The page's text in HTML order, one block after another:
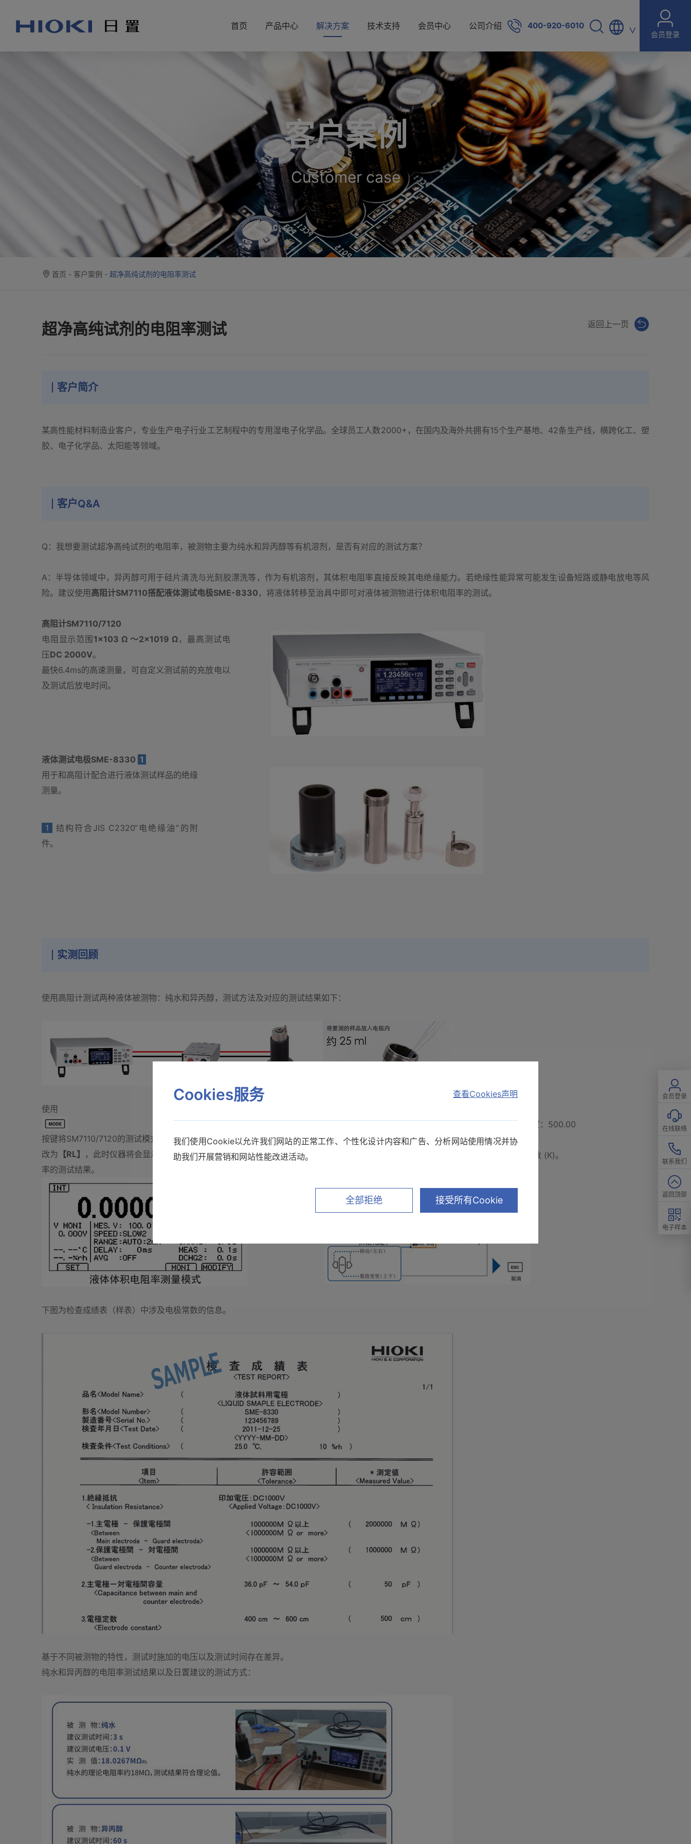
首页 产品中心 解决方案 技术支持 会员中心 公司介绍 400-920-6010 ∨ 会员登录
客户案例
Customer case
首页 - 客户案例 - 超净高纯试剂的电阻率测试
超净高纯试剂的电阻率测试 返回上一页
客户简介
某高性能材料制造业客户，专业生产电子行业工艺制程中的专用湿电子化学品。全球员工人数2000+，在国内及海外共拥有15个生产基地、42条生产线，横跨化工、塑
胶、电子化学品、太阳能等领域。
客户Q&A
Q：我想要测试超净高纯试剂的电阻率，被测物主要为纯水和异丙醇等有机溶剂，是否有对应的测试方案？
A：半导体领域中，异丙醇可用于硅片清洗与光刻胶漂洗等，作为有机溶剂，其体积电阻率直接反映其电绝缘能力。若绝缘性能异常可能发生设备短路或静电放电等风
险。建议使用 高阻计SM7110搭配液体测试电极SME-8330 ，将液体转移至治具中即可对液体被测物进行体积电阻率的测试。
高阻计SM7110/7120
电阻显示范围 1×103 Ω ～2×1019 Ω ，最高测试电
压DC 2000V。
最快6.4ms的高速测量，可自定义测试前的充放电以
及测试后放电时间。
液体测试电极SME-8330 1
用于和高阻计配合进行液体测试样品的绝缘
测量。
1
结构符合JIS C2320“电绝缘油”的附
件。
实测回顾
使用高阻计测试两种液体被测物：纯水和异丙醇，测试方法及对应的测试结果如下：
使用
按键将SM7110/7120的测试模式
改为 【RL】
，此时仪器将会显示液体体积电阻
率的测试结果。
范围：0.01 ~ 999.99，可按 0.01 刻度进行设置，初始设置：500.00
设置用于求出液体体积电阻率 (RL) 的电极常数 (K)。
SME-8330 液体试剂用电极的检查成绩表中记载有电极常数 (K)。
下图为检查成绩表（样表）中涉及电极常数的信息。
基于不同被测物的特性，测试时施加的电压以及测试时间存在差异。
纯水和异丙醇的电阻率测试结果以及日置建议的测试方式：
会员登录
在线联络
联系我们
返回顶部
电子样本
Cookies服务 查看Cookies声明
我们使用Cookie以允许我们网站的正常工作、个性化设计内容和广告、分析网站使用情况并协
助我们开展营销和网站性能改进活动。
全部拒绝 接受所有Cookie